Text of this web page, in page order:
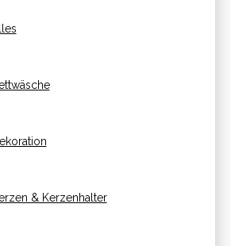
& Kerzenhalter